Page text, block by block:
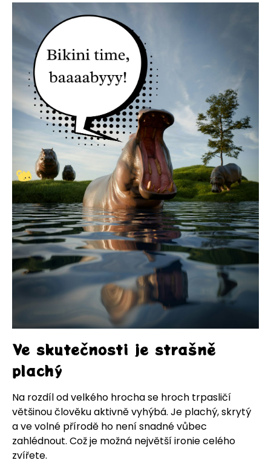
Ve skutečnosti je strašně
plachý
Na rozdíl od velkého hrocha se hroch trpasličí
většinou člověku aktivně vyhýbá. Je plachý, skrytý
a ve volné přírodě ho není snadné vůbec
zahlédnout. Což je možná největší ironie celého
zvířete.